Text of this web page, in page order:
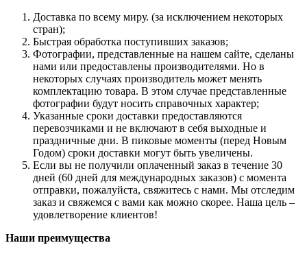
Доставка по всему миру. (за исключением некоторых
стран);
Быстрая обработка поступивших заказов;
Фотографии, представленные на нашем сайте, сделаны
нами или предоставлены производителями. Но в
некоторых случаях производитель может менять
комплектацию товара. В этом случае представленные
фотографии будут носить справочных характер;
Указанные сроки доставки предоставляются
перевозчиками и не включают в себя выходные и
праздничные дни. В пиковые моменты (перед Новым
Годом) сроки доставки могут быть увеличены.
Если вы не получили оплаченный заказ в течение 30
дней (60 дней для международных заказов) с момента
отправки, пожалуйста, свяжитесь с нами. Мы отследим
заказ и свяжемся с вами как можно скорее. Наша цель –
удовлетворение клиентов!
Наши преимущества